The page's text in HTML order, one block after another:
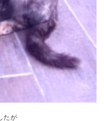
たが